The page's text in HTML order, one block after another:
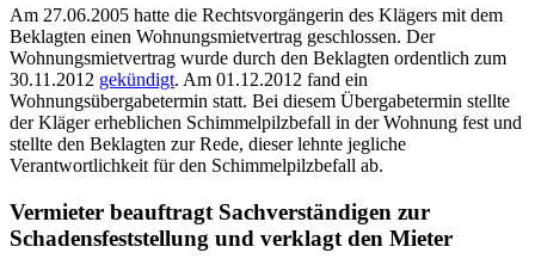
Am 27.06.2005 hatte die Rechtsvorgängerin des Klägers mit dem
Beklagten einen Wohnungsmietvertrag geschlossen. Der
Wohnungsmietvertrag wurde durch den Beklagten ordentlich zum
30.11.2012 gekündigt. Am 01.12.2012 fand ein
Wohnungsübergabetermin statt. Bei diesem Übergabetermin stellte
der Kläger erheblichen Schimmelpilzbefall in der Wohnung fest und
stellte den Beklagten zur Rede, dieser lehnte jegliche
Verantwortlichkeit für den Schimmelpilzbefall ab.
Vermieter beauftragt Sachverständigen zur
Schadensfeststellung und verklagt den Mieter